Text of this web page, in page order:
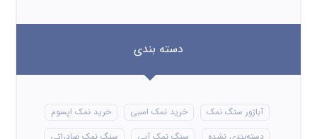
دسته بندی
آباژور سنگ نمک خرید نمک اسبی
خرید نمک اپسوم